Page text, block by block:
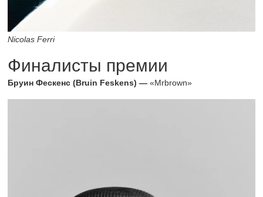
Nicolas Ferri
Финалисты премии
Бруин Фескенс (Bruin Feskens) — «Mrbrown»